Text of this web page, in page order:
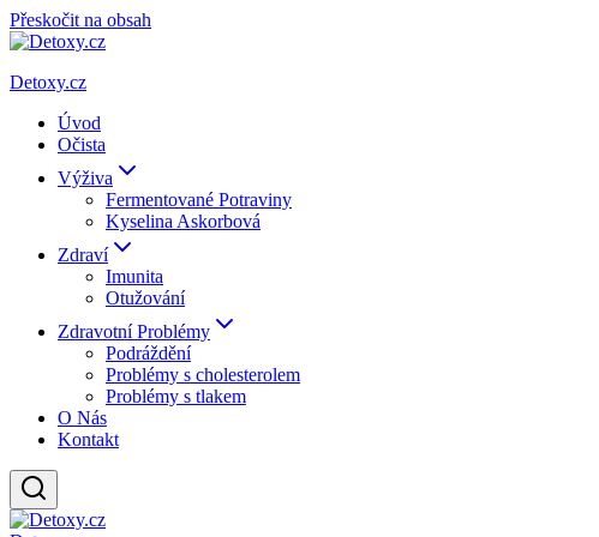
Přeskočit na obsah
Detoxy.cz
Úvod
Očista
Výživa
Fermentované Potraviny
Kyselina Askorbová
Zdraví
Imunita
Otužování
Zdravotní Problémy
Podráždění
Problémy s cholesterolem
Problémy s tlakem
O Nás
Kontakt